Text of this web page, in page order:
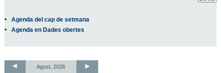
Agenda del cap de setmana
Agenda en Dades obertes
Agost, 2026